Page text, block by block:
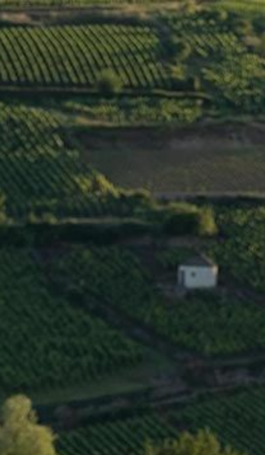
Menu
FIXIN 1ER CRU
« LES
HERVELETS » 2015
>Jaffelin/France
INFOS CLÉS
Côte de Nuits
Niveau 1er Cru